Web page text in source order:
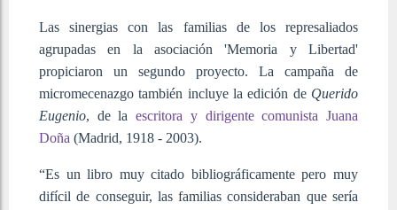
Las sinergias con las familias de los represaliados
agrupadas en la asociación 'Memoria y Libertad'
propiciaron un segundo proyecto. La campaña de
micromecenazgo también incluye la edición de Querido
Eugenio, de laescritora y dirigente comunista Juana
Doña (Madrid, 1918 - 2003).
“Es un libro muy citado bibliográficamente pero muy
difícil de conseguir, las familias consideraban que sería